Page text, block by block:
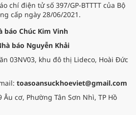
chí điện tử số 397/GP-BTTTT của Bộ
cấp ngày 28/06/2021.
báo Chúc Kim Vinh
báo Nguyễn Khải
03NV03, khu đô thị Lideco, Hoài Đức
toasoansuckhoeviet@gmail.com
Âu cơ, Phường Tân Sơn Nhì, TP Hồ